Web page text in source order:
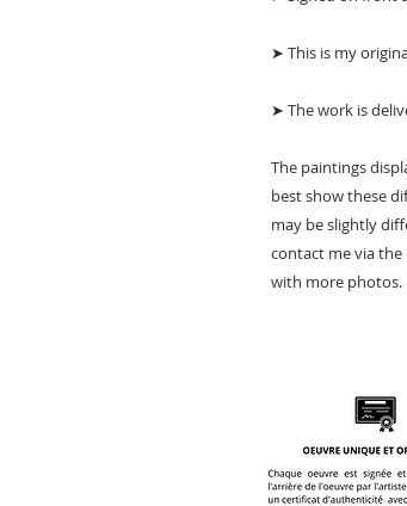
➤ This is my
➤ The work is
The paintings
best show these
may be slightly
contact me via
with more photos.